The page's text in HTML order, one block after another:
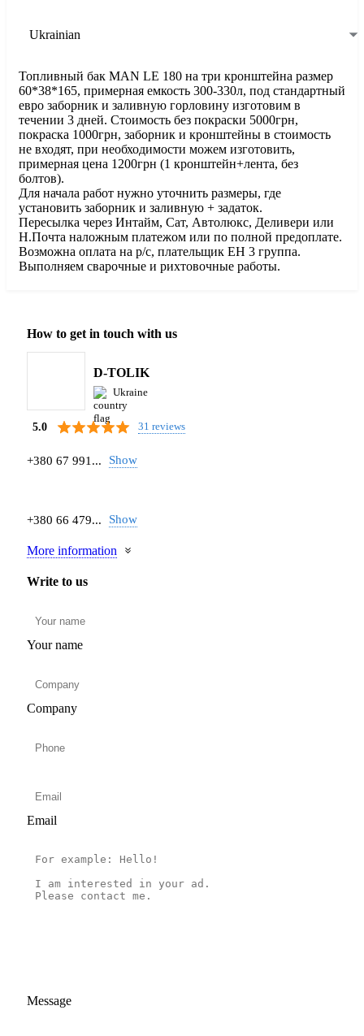
Ukrainian
Топливный бак МАN LE 180 на три кронштейна размер
60*38*165, примерная емкость 300-330л, под стандартный
евро заборник и заливную горловину изготовим в
течении 3 дней. Стоимость без покраски 5000грн,
покраска 1000грн, заборник и кронштейны в стоимость
не входят, при необходимости можем изготовить,
примерная цена 1200грн (1 кронштейн+лента, без
болтов).
Для начала работ нужно уточнить размеры, где
установить заборник и заливную + задаток.
Пересылка через Интайм, Сат, Автолюкс, Деливери или
Н.Почта наложным платежом или по полной предоплате.
Возможна оплата на р/с, плательщик ЕН 3 группа.
Выполняем сварочные и рихтовочные работы.
How to get in touch with us
D-TOLIK
Ukraine
5.0 31 reviews
+380 67 991... Show
+380 66 479... Show
More information
Write to us
Your name
Company
Email
Message